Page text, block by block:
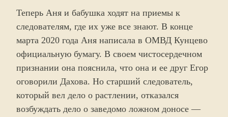
Теперь Аня и бабушка ходят на приемы к
следователям, где их уже все знают. В конце
марта 2020 года Аня написала в ОМВД Кунцево
официальную бумагу. В своем чистосердечном
признании она пояснила, что она и ее друг Егор
оговорили Дахова. Но старший следователь,
который вел дело о растлении, отказался
возбуждать дело о заведомо ложном доносе —